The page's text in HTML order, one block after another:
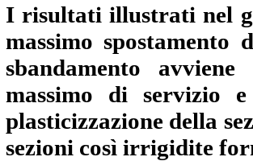
I risultati illustrati nel
massimo spostamento
sbandamento
massimo di servizio
plasticizzazione della
sezioni così irrigidite